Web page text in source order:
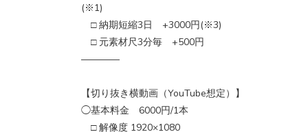
(※1)
□ 納期短縮3日 +3000円(※3)
□ 元素材尺3分毎 +500円
――――
【切り抜き横動画（YouTube想定）】
◯基本料金 6000円/1本
□ 解像度 1920×1080